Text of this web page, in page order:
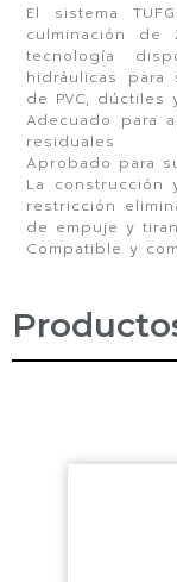
El sistema
culminación
tecnología
hidráulicas
de PVC, dúctiles
Adecuado para
residuales
Aprobado para
La
restricción
de empuje y
Compatible y